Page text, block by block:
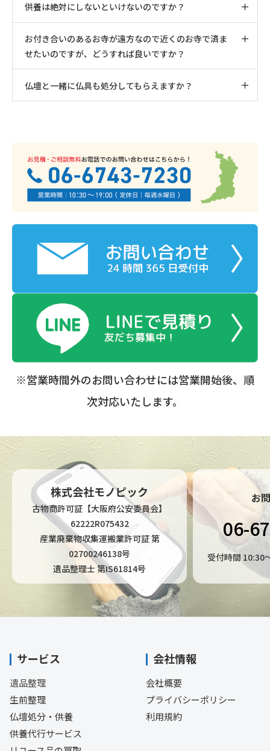
供養は絶対にしないといけないのですか？
お付き合いのあるお寺が遠方なので近くのお寺で済ま
せたいのですが、どうすれば良いですか？
仏壇と一緒に仏具も処分してもらえますか？
※営業時間外のお問い合わせには営業開始後、順
次対応いたします。
株式会社モノピック
古物商許可証【大阪府公安委員会】
62222R075432
産業廃棄物収集運搬業許可証 第
02700246138号
遺品整理士 第IS61814号
お
06-
受付時間 10:30
サービス
遺品整理
生前整理
仏壇処分・供養
供養代行サービス
会社情報
会社概要
プライバシーポリシー
利用規約